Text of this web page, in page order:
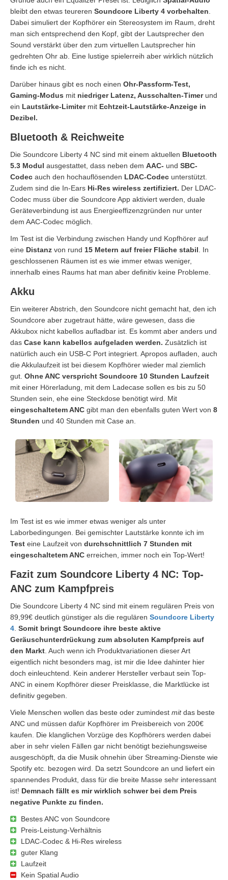
bleibt den etwas teureren Soundcore Liberty 4 vorbehalten.
Dabei simuliert der Kopfhörer ein Stereosystem im Raum, dreht
man sich entsprechend den Kopf, gibt der Lautsprecher den
Sound verstärkt über den zum virtuellen Lautsprecher hin
gedrehten Ohr ab. Eine lustige spielerreih aber wirklich nützlich
finde ich es nicht.
Darüber hinaus gibt es noch einen Ohr-Passform-Test,
Gaming-Modus mit niedriger Latenz, Ausschalten-Timerund
ein Lautstärke-Limitermit Echtzeit-Lautstärke-Anzeige in
Dezibel.
Bluetooth & Reichweite
Die Soundcore Liberty 4 NC sind mit einem aktuellen Bluetooth
5.3 Modul ausgestattet, dass neben dem AAC- und SBC-
Codec auch den hochauflösenden LDAC-Codec unterstützt.
Zudem sind die In-Ears Hi-Res wireless zertifiziert. Der LDAC-
Codec muss über die Soundcore App aktiviert werden, duale
Geräteverbindung ist aus Energieeffizenzgründen nur unter
dem AAC-Codec möglich.
Im Test ist die Verbindung zwischen Handy und Kopfhörer auf
eine Distanz von rund 15 Metern auf freier Fläche stabil. In
geschlossenen Räumen ist es wie immer etwas weniger,
innerhalb eines Raums hat man aber definitiv keine Probleme.
Akku
Ein weiterer Abstrich, den Soundcore nicht gemacht hat, den ich
Soundcore aber zugetraut hätte, wäre gewesen, dass die
Akkubox nicht kabellos aufladbar ist. Es kommt aber anders und
das Case kann kabellos aufgeladen werden. Zusätzlich ist
natürlich auch ein USB-C Port integriert. Apropos aufladen, auch
die Akkulaufzeit ist bei diesem Kopfhörer wieder mal ziemlich
gut. Ohne ANC verspricht Soundcore 10 Stunden Laufzeit
mit einer Hörerladung, mit dem Ladecase sollen es bis zu 50
Stunden sein, ehe eine Steckdose benötigt wird. Mit
eingeschaltetem ANC gibt man den ebenfalls guten Wert von 8
Stunden und 40 Stunden mit Case an.
Im Test ist es wie immer etwas weniger als unter
Laborbedingungen. Bei gemischter Lautstärke konnte ich im
Test eine Laufzeit von durchschnittlich 7 Stunden mit
eingeschaltetem ANC erreichen, immer noch ein Top-Wert!
Fazit zum Soundcore Liberty 4 NC: Top-
ANC zum Kampfpreis
Die Soundcore Liberty 4 NC sind mit einem regulären Preis von
89,99€ deutlich günstiger als die regulären Soundcore Liberty
4 Somit bringt Soundcore ihre beste aktive
Geräuschunterdrückung zum absoluten Kampfpreis auf
den Markt . Auch wenn ich Produktvariationen dieser Art
eigentlich nicht besonders mag, ist mir die Idee dahinter hier
doch einleuchtend. Kein anderer Hersteller verbaut sein Top-
ANC in einem Kopfhörer dieser Preisklasse, die Marktlücke ist
definitiv gegeben.
Viele Menschen wollen das beste oder zumindest mitdas beste
ANC und müssen dafür Kopfhörer im Preisbereich von 200€
kaufen. Die klanglichen Vorzüge des Kopfhörers werden dabei
aber in sehr vielen Fällen gar nicht benötigt beziehungsweise
ausgeschöpft, da die Musik ohnehin über Streaming-Dienste wie
Spotify etc. bezogen wird. Da setzt Soundcore an und liefert ein
spannendes Produkt, dass für die breite Masse sehr interessant
ist! Demnach fällt es mir wirklich schwer bei dem Preis
negative Punkte zu finden.
Bestes ANC von Soundcore
Preis-Leistung-Verhältnis
LDAC-Codec & Hi-Res wireless
guter Klang
Laufzeit
Kein Spatial Audio